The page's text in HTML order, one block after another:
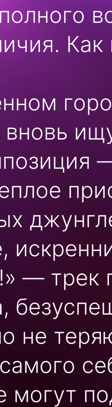
вновь
— трек
не
могут